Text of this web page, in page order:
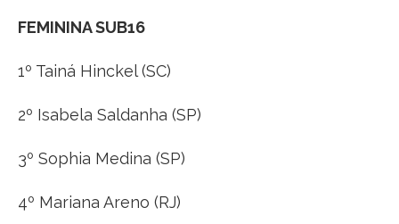
FEMININA SUB16
1º Tainá Hinckel (SC)
2º Isabela Saldanha (SP)
3º Sophia Medina (SP)
4º Mariana Areno (RJ)